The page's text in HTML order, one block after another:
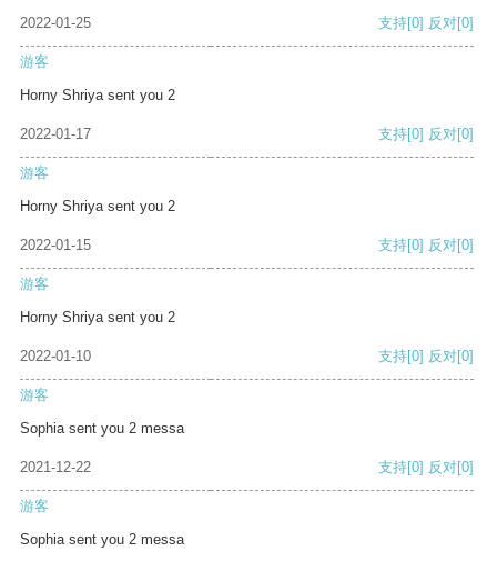
2022-01-25 支持[0] 反对[0]
游客
Horny Shriya sent you 2
2022-01-17 支持[0] 反对[0]
游客
Horny Shriya sent you 2
2022-01-15 支持[0] 反对[0]
游客
Horny Shriya sent you 2
2022-01-10 支持[0] 反对[0]
游客
Sophia sent you 2 messa
2021-12-22 支持[0] 反对[0]
游客
Sophia sent you 2 messa